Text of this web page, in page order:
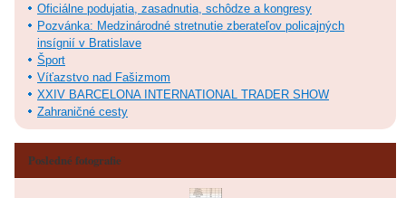
Oficiálne podujatia, zasadnutia, schôdze a kongresy
Pozvánka: Medzinárodné stretnutie zberateľov policajných
insígnií v Bratislave
Šport
Víťazstvo nad Fašizmom
XXIV BARCELONA INTERNATIONAL TRADER SHOW
Zahraničné cesty
Posledné fotografie